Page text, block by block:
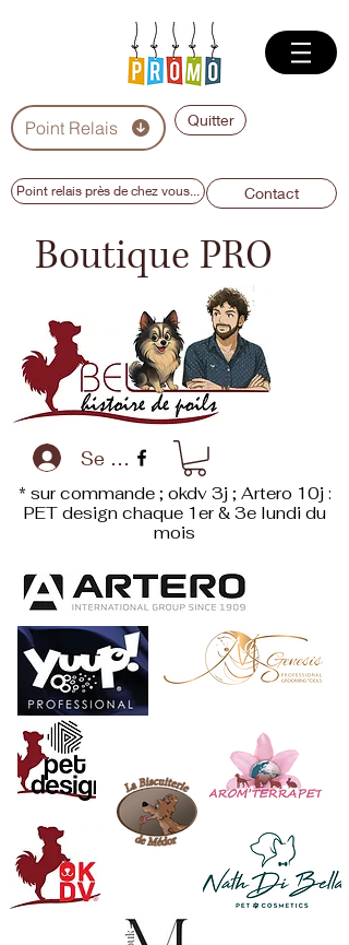
Point Relais Quitter
Point relais près de chez vous... Contact
Boutique PRO
Se connecter
* sur commande ; okdv 3j ; Artero 10j :
PET designchaque 1er & 3e lundi du
mois